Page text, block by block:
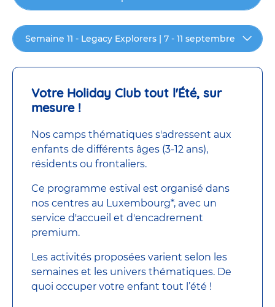
Semaine 11 - Legacy Explorers | 7 - 11 septembre
Votre Holiday Club tout l'Été, sur
mesure !
Nos camps thématiques s'adressent aux
enfants de différents âges (3-12 ans),
résidents ou frontaliers.
Ce programme estival est organisé dans
nos centres au Luxembourg*, avec un
service d'accueil et d'encadrement
premium.
Les activités proposées varient selon les
semaines et les univers thématiques. De
quoi occuper votre enfant tout l’été !